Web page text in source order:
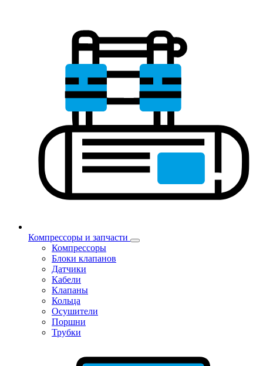
Компрессоры и запчасти
Компрессоры
Блоки клапанов
Датчики
Кабели
Клапаны
Кольца
Осушители
Поршни
Трубки